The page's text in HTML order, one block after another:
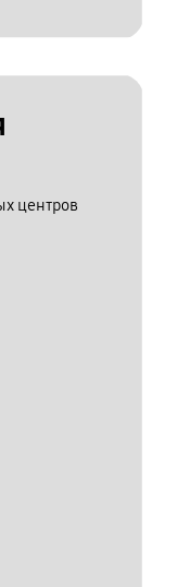
центров